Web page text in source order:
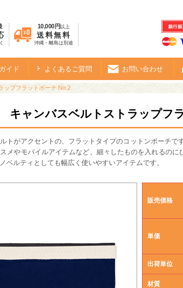
10,000円 以上
送料無料
沖縄・離島は別途
イド よくあるご質問 お問い合わせ
プフラットポーチ No.2
キャンバスベルトストラップフ
トがアクセントの、フラットタイプのコットンポーチで
メやモバイルアイテムなど、細々したものを入れるの
ベルティとしても幅広く使いやすいアイテムです。
販売価格
単価
出荷単位
材質